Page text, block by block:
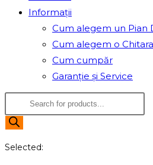
Informații
Cum alegem un Pian
Cum alegem o
Cum cumpăr
Garanție și Service
Products
search
Selected: